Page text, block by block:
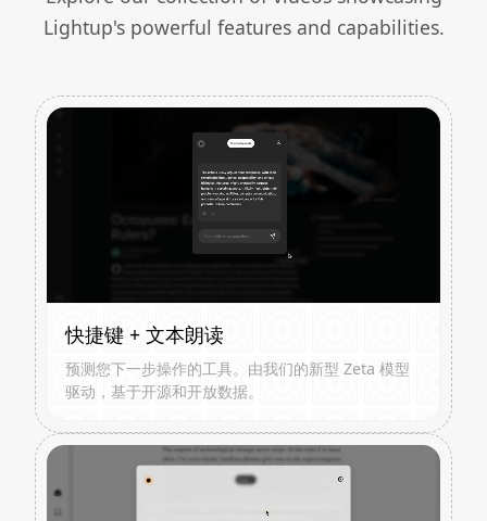
Lightup's powerful features and capabilities.
快捷键 + 文本朗读
预测您下一步操作的工具。由我们的新型 Zeta 模型
驱动，基于开源和开放数据。